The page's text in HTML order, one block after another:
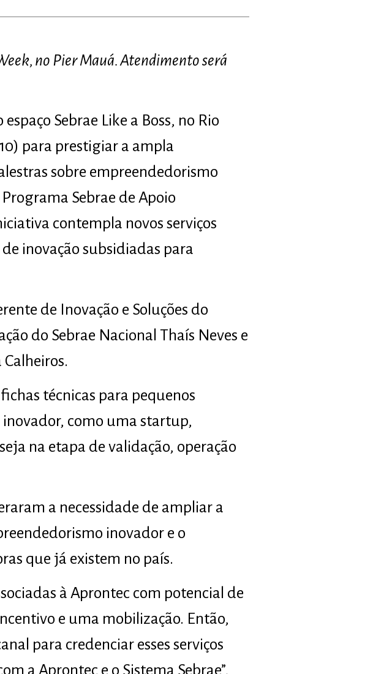
no Pier Mauá. Atendimento será
Sebrae Like a Boss, no Rio
para prestigiar a ampla
sobre empreendedorismo
Sebrae de Apoio
contempla novos serviços
inovação subsidiadas para
de Inovação e Soluções do
do Sebrae Nacional Thaís Neves e
técnicas para pequenos
inovador, como uma startup,
na etapa de validação, operação
a necessidade de ampliar a
inovador e o
que já existem no país.
à Aprontec com potencial de
e uma mobilização. Então,
para credenciar esses serviços
a Aprontec e o Sistema Sebrae”,